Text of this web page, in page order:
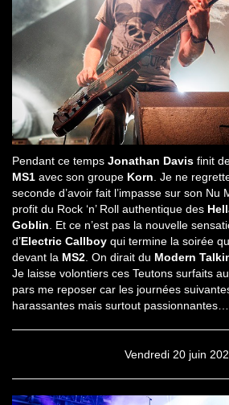
Pendant ce temps Jonathan Davis finit
MS1 avec son groupe Korn . Je ne
seconde d’avoir fait l’impasse sur son Nu
profit du Rock ‘n’ Roll authentique des
Goblin . Et ce n’est pas la nouvelle
d’Electric Callboy qui termine la soirée
devant la MS2 . On dirait du Modern
Je laisse volontiers ces Teutons surfaits
pars me reposer car les journées
harassantes mais surtout passionnantes…
Vendredi 20 juin